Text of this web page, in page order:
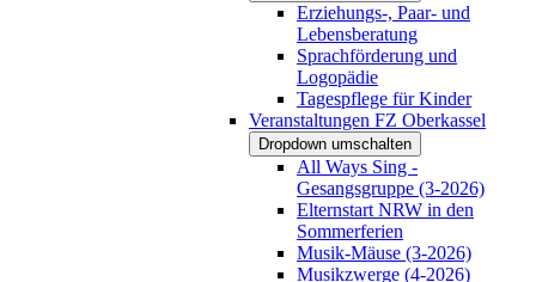
Erziehungs-, Paar- und
Lebensberatung
Sprachförderung und
Logopädie
Tagespflege für Kinder
Veranstaltungen FZ Oberkassel
Dropdown umschalten
All Ways Sing -
Gesangsgruppe (3-2026)
Elternstart NRW in den
Sommerferien
Musik-Mäuse (3-2026)
Musikzwerge (4-2026)